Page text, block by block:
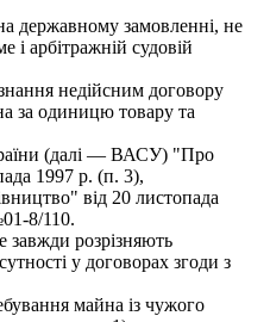
державному замовленні, не
і арбітражній судовій
недійсним договору
за одиницю товару та
(далі — ВАСУ) "Про
1997 р. (п. 3),
від 20 листопада
8/110.
завжди розрізняють
у договорах згоди з
майна із чужого